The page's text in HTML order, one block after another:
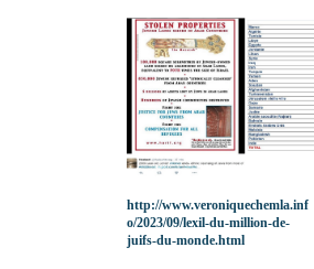
http://www.veroniquechemla.inf
o/2023/09/lexil-du-million-de-
juifs-du-monde.html